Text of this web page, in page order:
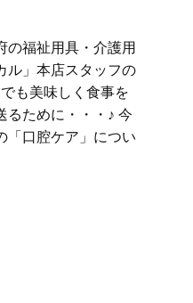
の福祉用具・介護用
ル」本店スタッフの
も美味しく食事を
るために・・・♪ 今
「口腔ケア」につい